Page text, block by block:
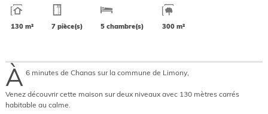
130 m² 7 pièce(s) 5 chambre(s) 300 m²
À 6 minutes de Chanas sur la commune de Limony,
Venez découvrir cette maison sur deux niveaux avec 130 mètres carrés
habitable au calme.